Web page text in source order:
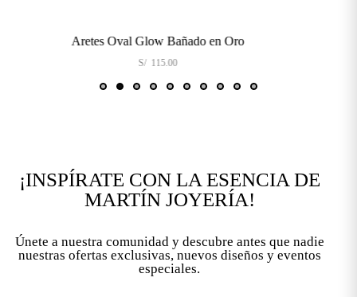
Aretes Oval Glow Bañado en Oro
115.00
¡INSPÍRATE CON LA ESENCIA DE
MARTÍN JOYERÍA!
Únete a nuestra comunidad y descubre antes que nadie
nuestras ofertas exclusivas, nuevos diseños y eventos
especiales.